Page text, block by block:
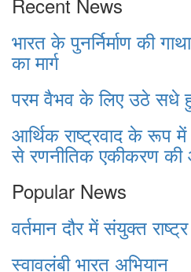
भारत के पुनर्निर्माण की
का मार्ग
परम वैभव के लिए उठे सधे
आर्थिक राष्ट्रवाद के रूप में
से रणनीतिक एकीकरण
Popular News
वर्तमान दौर में संयुक्त
स्वावलंबी भारत अभियान